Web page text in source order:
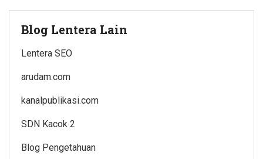
Blog Lentera Lain
Lentera SEO
arudam.com
kanalpublikasi.com
SDN Kacok 2
Blog Pengetahuan